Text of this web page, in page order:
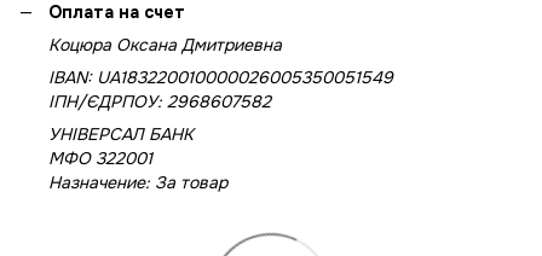
Оплата на счет
Коцюра Оксана Дмитриевна
IBAN: UA183220010000026005350051549
IПН/ЄДРПОУ: 2968607582
УНІВЕРСАЛ БАНК
МФО 322001
Назначение: За товар